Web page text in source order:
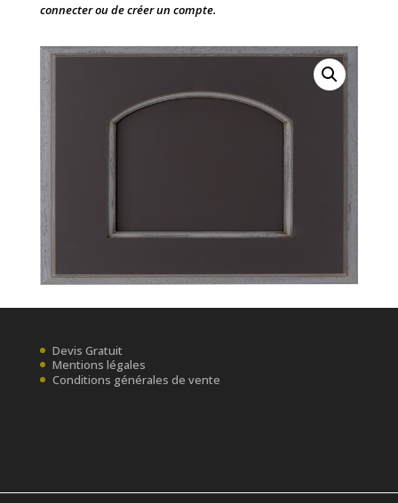
connecter ou de créer un compte.
Devis Gratuit
Mentions légales
Conditions générales de vente